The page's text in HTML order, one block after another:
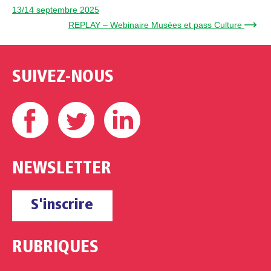
13/14 septembre 2025
REPLAY – Webinaire Musées et pass Culture →
SUIVEZ-NOUS
Facebook Twitter
NEWSLETTER
S'inscrire
RUBRIQUES